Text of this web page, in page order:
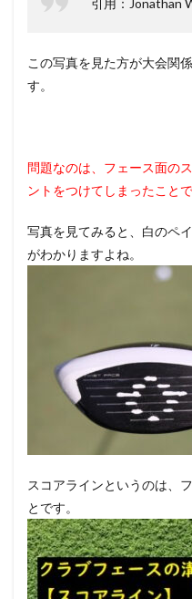
引用：
この写真を見た方が大会関
す。
問題なのは、フェース面の
ントをつけてしまったことで
写真を見てみると、白のペ
がわかりますよね。
スコアラインというのは、
とです。